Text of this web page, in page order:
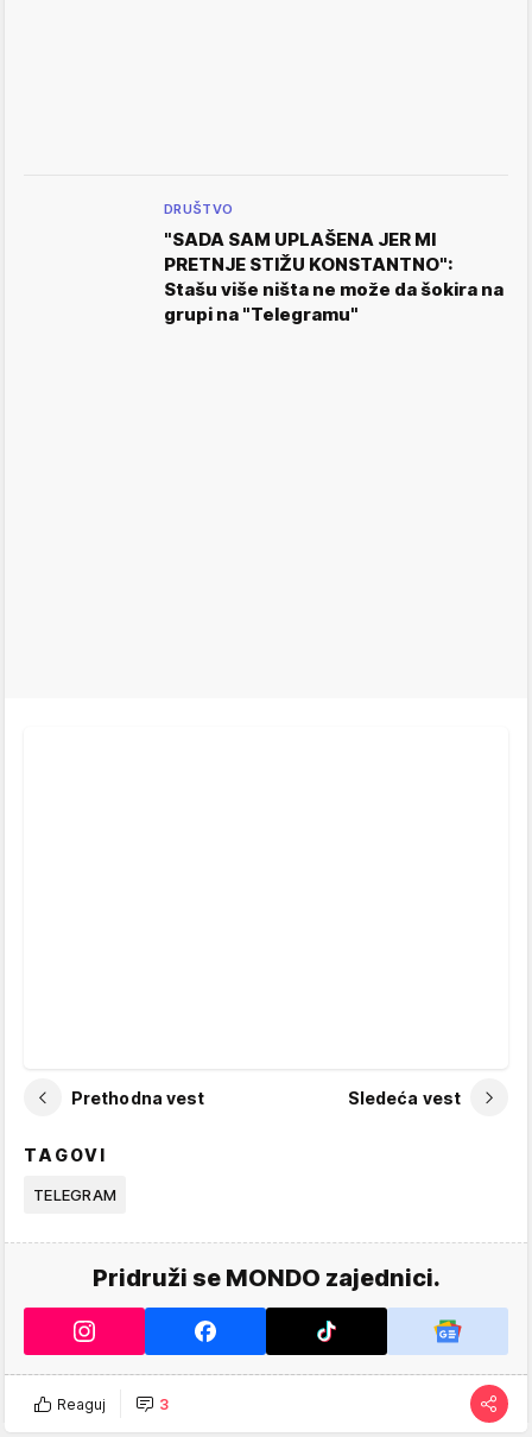
DRUŠTVO
"SADA SAM UPLAŠENA JER MI
PRETNJE STIŽU KONSTANTNO":
Stašu više ništa ne može da šokira na
grupi na "Telegramu"
Prethodna vest Sledeća vest
TAGOVI
TELEGRAM
Pridruži se MONDO zajednici.
Reaguj 3